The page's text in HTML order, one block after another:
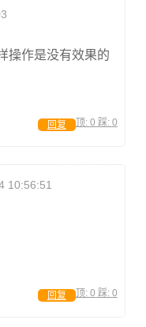
操作是没有效果的
顶: 0 踩: 0
回复
10:56:51
顶: 0 踩: 0
回复